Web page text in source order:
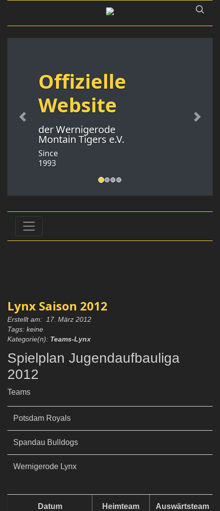
Offizielle
Website
der Wernigerode
Montain Tigers e.V.
Since
1993
Previous Next
Lynx Saison 2012
Erstellt am: 17. März 2012
Tags: keine
Kategorie(n): Teams-Lynx
Spielplan Jugendaufbauliga
2012
Teams
Potsdam Royals
Spandau Bulldogs
Wernigerode Lynx
Datum Heimteam Auswärtsteam